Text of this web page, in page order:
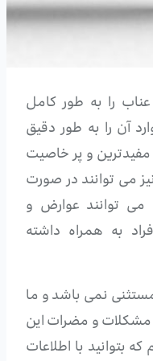
را به طور کامل
آن را به طور دقیق
مفیدترین و پر خاصیت
می توانند در صورت
توانند عوارض و
به همراه داشته
مستثنی نمی باشد و ما
مشکلات و مضرات این
بتوانید با اطلاعات